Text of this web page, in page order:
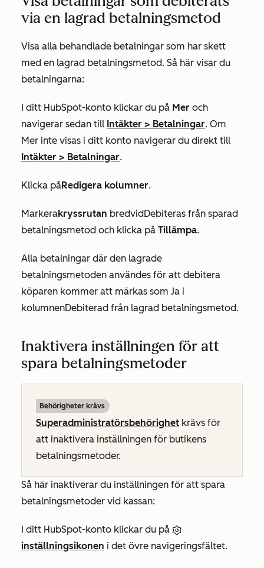
via en lagrad betalningsmetod
Visa alla behandlade betalningar som har skett
med en lagrad betalningsmetod. Så här visar du
betalningarna:
I ditt HubSpot-konto klickar du på Mer och
navigerar sedan till Intäkter > Betalningar. Om
Mer inte visas i ditt konto navigerar du direkt till
Intäkter > Betalningar.
Klicka påRedigera kolumner.
Markerakryssrutan bredvid Debiteras från sparad
betalningsmetod och klicka på Tillämpa.
Alla betalningar där den lagrade
betalningsmetoden användes för att debitera
köparen kommer att märkas som Ja i
kolumnenDebiterad från lagrad betalningsmetod.
Inaktivera inställningen för att
spara betalningsmetoder
Behörigheter krävs
Superadministratörsbehörighet krävs för
att inaktivera inställningen för butikens
betalningsmetoder.
Så här inaktiverar du inställningen för att spara
betalningsmetoder vid kassan:
I ditt HubSpot-konto klickar du på
inställningsikonen i det övre navigeringsfältet.